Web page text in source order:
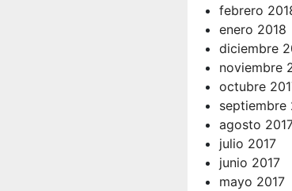
febrero
enero 2018
diciembre
noviembre
octubre
septiembre
agosto
julio 2017
junio 2017
mayo 2017